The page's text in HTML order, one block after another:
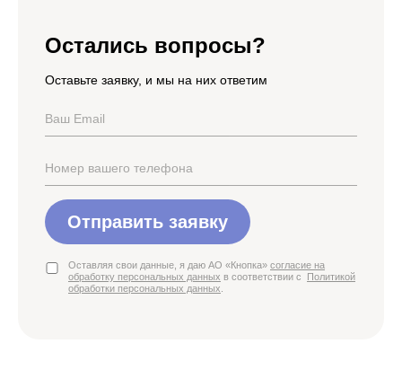
Остались вопросы?
Оставьте заявку, и мы на них ответим
Отправить заявку
Оставляя свои данные, я даю АО «Кнопка» согласие на
обработку персональных данных в соответствии с Политикой
обработки персональных данных